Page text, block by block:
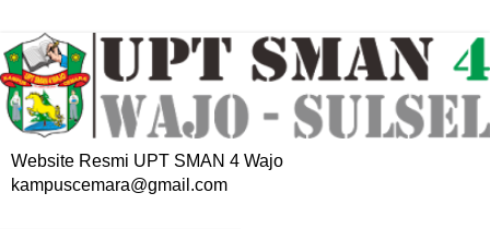
Website Resmi UPT SMAN 4 Wajo
kampuscemara@gmail.com